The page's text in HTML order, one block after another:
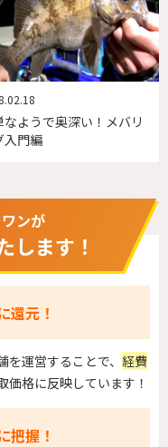
なようで奥深い！メバリ
入門編
ンが
します！
還元！
運営することで、 経費
価格に反映しています！
把握！